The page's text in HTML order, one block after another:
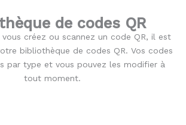
de codes QR
créez ou scannez un code QR, il est
bibliothèque de codes QR. Vos codes
par type et vous pouvez les modifier à
tout moment.